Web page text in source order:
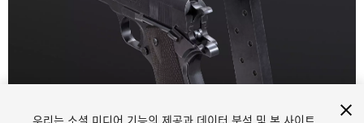
우리는 소셜 미디어 기능의 제공과 데이터 분석 및 본 사이트